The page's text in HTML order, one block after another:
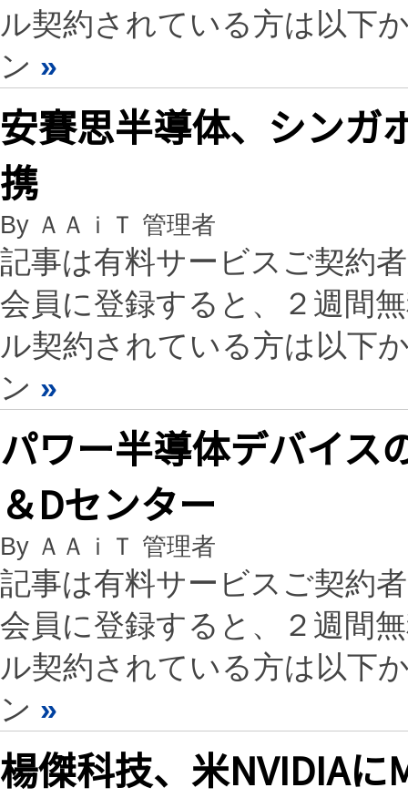
ル契約されている方は以下
ン »
安賽思半導体、シンガ
携
By ＡＡｉＴ 管理者
記事は有料サービスご契約
会員に登録すると、２週間
ル契約されている方は以下
ン »
パワー半導体デバイス
＆Dセンター
By ＡＡｉＴ 管理者
記事は有料サービスご契約
会員に登録すると、２週間
ル契約されている方は以下
ン »
楊傑科技、米NVIDIAに